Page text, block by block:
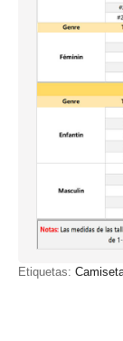
Etiquetas: